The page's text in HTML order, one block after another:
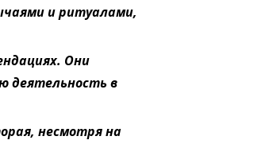
и ритуалами,
Они
деятельность в
несмотря на